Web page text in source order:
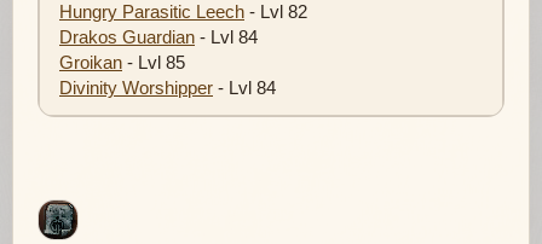
Hungry Parasitic Leech - Lvl 82
Drakos Guardian - Lvl 84
Groikan - Lvl 85
Divinity Worshipper - Lvl 84